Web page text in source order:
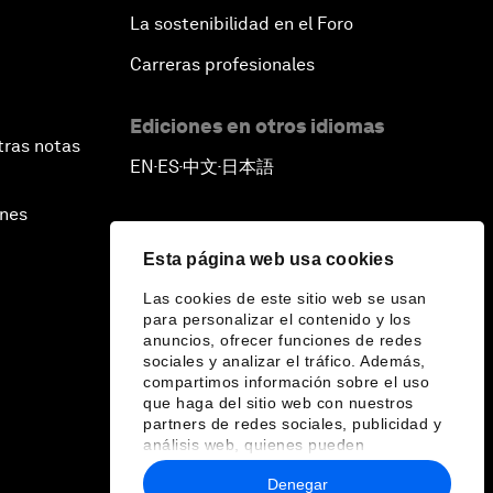
Esta página web usa cookies
Las cookies de este sitio web se usan
para personalizar el contenido y los
anuncios, ofrecer funciones de redes
sociales y analizar el tráfico. Además,
compartimos información sobre el uso
que haga del sitio web con nuestros
partners de redes sociales, publicidad y
análisis web, quienes pueden
combinarla con otra información que les
haya proporcionado o que hayan
Denegar
notas
La sostenibilidad en el Foro
Carreras profesionales
Ediciones en otros idiomas
EN▪ES▪中文▪ 日本語